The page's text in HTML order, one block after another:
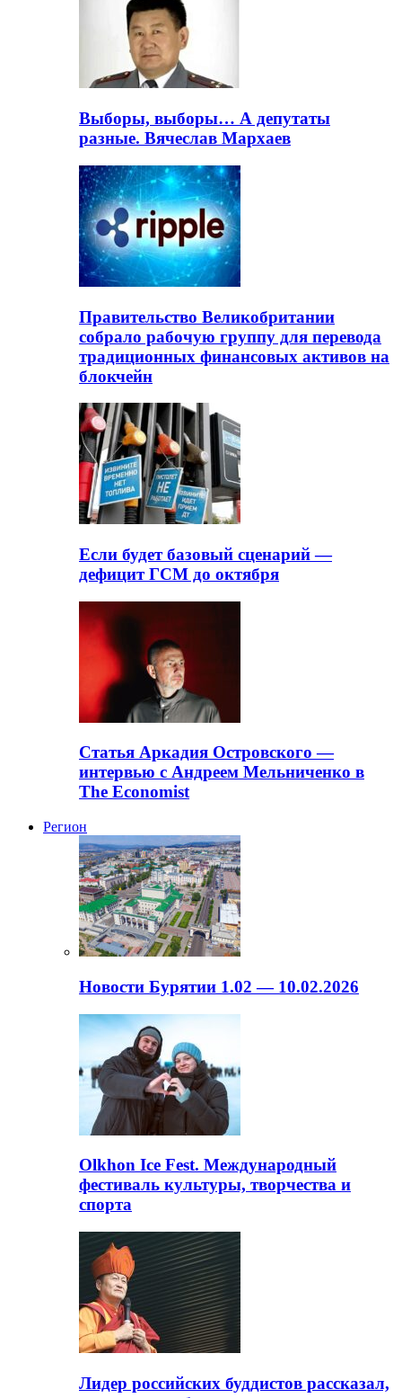
Выборы, выборы… А депутаты
разные. Вячеслав Мархаев
Правительство Великобритании
собрало рабочую группу для перевода
традиционных финансовых активов на
блокчейн
Если будет базовый сценарий —
дефицит ГСМ до октября
Статья Аркадия Островского —
интервью с Андреем Мельниченко в
The Economist
Регион
Новости Бурятии 1.02 — 10.02.2026
Olkhon Ice Fest. Международный
фестиваль культуры, творчества и
спорта
Лидер российских буддистов рассказал,